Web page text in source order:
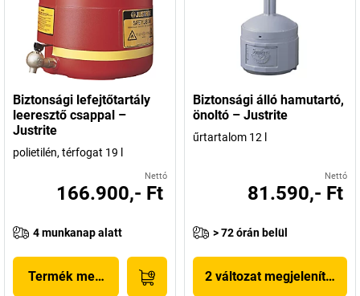
Biztonsági lefejtőtartály
leeresztő csappal –
Justrite
polietilén, térfogat 19 l
Nettó
166.900,- Ft
4 munkanap alatt
Termék megjelenítése
Biztonsági álló hamutartó,
önoltó – Justrite
űrtartalom 12 l
Nettó
81.590,- Ft
> 72 órán belül
2 változat megjelenítése